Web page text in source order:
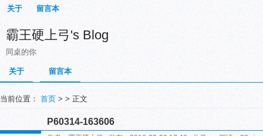
关于 留言本
霸王硬上弓's Blog
同桌的你
关于 留言本
当前位置： 首页 > > 正文
P60314-163606